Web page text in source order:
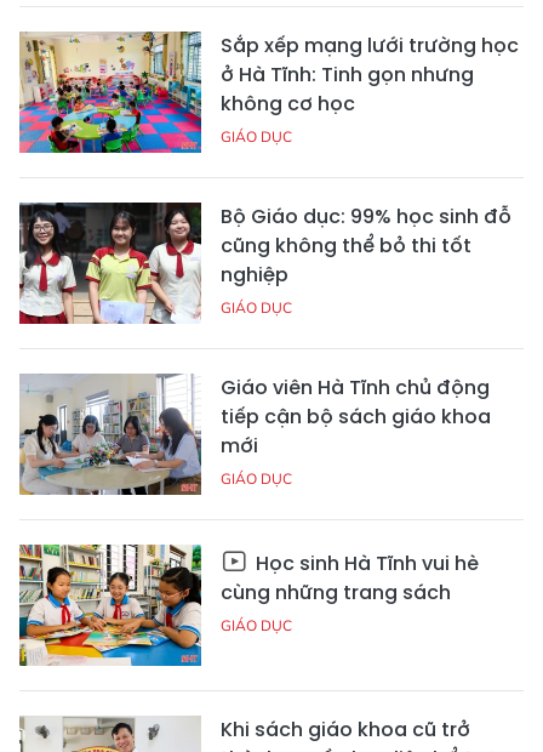
Sắp xếp mạng lưới trường học
ở Hà Tĩnh: Tinh gọn nhưng
không cơ học
GIÁO DỤC
Bộ Giáo dục: 99% học sinh đỗ
cũng không thể bỏ thi tốt
nghiệp
GIÁO DỤC
Giáo viên Hà Tĩnh chủ động
tiếp cận bộ sách giáo khoa
mới
GIÁO DỤC
Học sinh Hà Tĩnh vui hè
cùng những trang sách
GIÁO DỤC
Khi sách giáo khoa cũ trở